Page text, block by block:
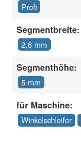
Profi
Segmentbreite:
2,6 mm
Segmenthöhe:
5 mm
für Maschine:
Winkelschleifer